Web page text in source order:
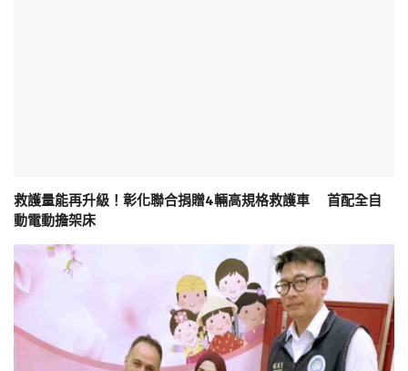
救護量能再升級！彰化聯合捐贈4輛高規格救護車 首配全自
動電動擔架床